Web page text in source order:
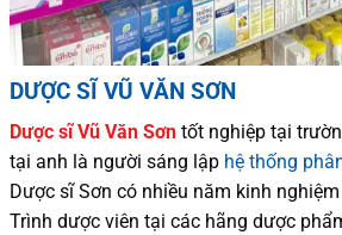
DƯỢC SĨ VŨ VĂN SƠN
Dược sĩVũ Văn Sơn tốt nghiệp tại
tại anh là người sáng lập hệ thống
Dược sĩSơn có nhiều năm kinh
Trình dược viên tại các hãng dược